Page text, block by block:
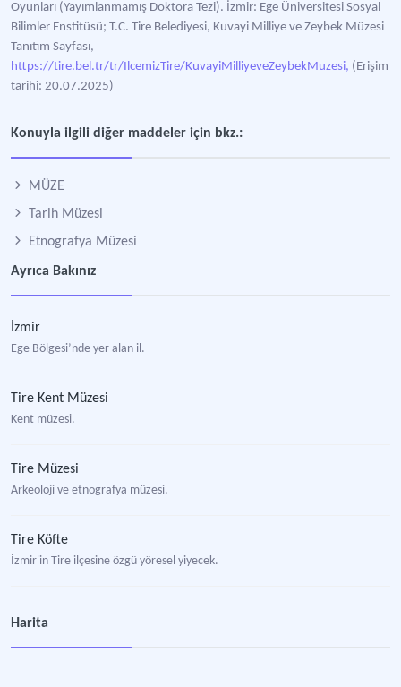
Oyunları (Yayımlanmamış Doktora Tezi). İzmir: Ege Üniversitesi Sosyal
Bilimler Enstitüsü; T.C. Tire Belediyesi, Kuvayi Milliye ve Zeybek Müzesi
Tanıtım Sayfası,
https://tire.bel.tr/tr/IlcemizTire/KuvayiMilliyeveZeybekMuzesi, (Erişim
tarihi: 20.07.2025)
Konuyla ilgili diğer maddeler için bkz.:
MÜZE
Tarih Müzesi
Etnografya Müzesi
Ayrıca Bakınız
İzmir
Ege Bölgesi’nde yer alan il.
Tire Kent Müzesi
Kent müzesi.
Tire Müzesi
Arkeoloji ve etnografya müzesi.
Tire Köfte
İzmir'in Tire ilçesine özgü yöresel yiyecek.
Harita